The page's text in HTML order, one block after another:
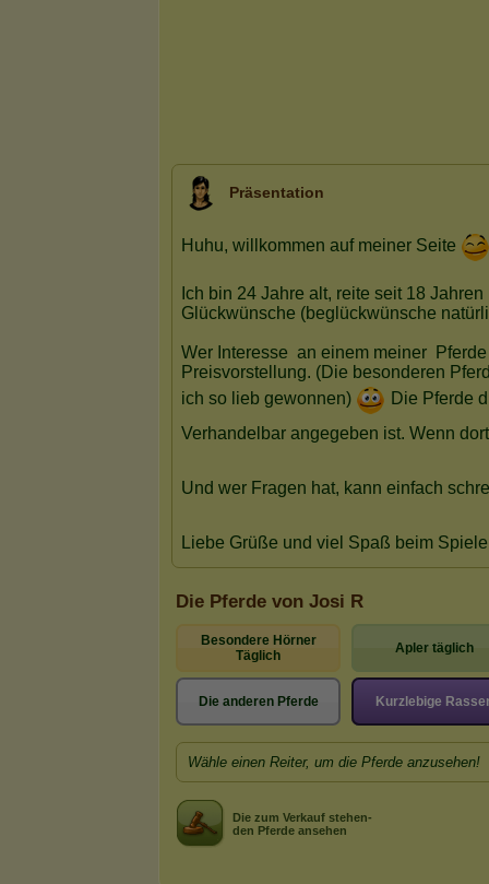
Präsentation
Die Pferde von Josi R
Besondere Hörner
Täglich
Apler täglich
Die anderen Pferde Kurzlebige
Wähle einen Reiter, um die Pferde anzusehen!
Die zum Verkauf stehen-
den Pferde ansehen